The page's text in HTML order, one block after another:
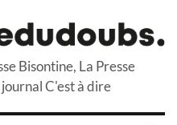
Bisontine, La Presse
C'est à dire